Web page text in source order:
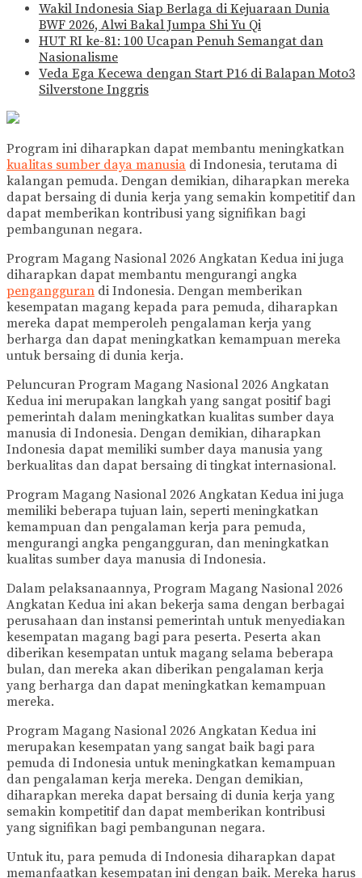
Wakil Indonesia Siap Berlaga di Kejuaraan Dunia
BWF 2026, Alwi Bakal Jumpa Shi Yu Qi
HUT RI ke-81: 100 Ucapan Penuh Semangat dan
Nasionalisme
Veda Ega Kecewa dengan Start P16 di Balapan Moto3
Silverstone Inggris
Program ini diharapkan dapat membantu meningkatkan
kualitas sumber daya manusia di Indonesia, terutama di
kalangan pemuda. Dengan demikian, diharapkan mereka
dapat bersaing di dunia kerja yang semakin kompetitif dan
dapat memberikan kontribusi yang signifikan bagi
pembangunan negara.
Program Magang Nasional 2026 Angkatan Kedua ini juga
diharapkan dapat membantu mengurangi angka
pengangguran di Indonesia. Dengan memberikan
kesempatan magang kepada para pemuda, diharapkan
mereka dapat memperoleh pengalaman kerja yang
berharga dan dapat meningkatkan kemampuan mereka
untuk bersaing di dunia kerja.
Peluncuran Program Magang Nasional 2026 Angkatan
Kedua ini merupakan langkah yang sangat positif bagi
pemerintah dalam meningkatkan kualitas sumber daya
manusia di Indonesia. Dengan demikian, diharapkan
Indonesia dapat memiliki sumber daya manusia yang
berkualitas dan dapat bersaing di tingkat internasional.
Program Magang Nasional 2026 Angkatan Kedua ini juga
memiliki beberapa tujuan lain, seperti meningkatkan
kemampuan dan pengalaman kerja para pemuda,
mengurangi angka pengangguran, dan meningkatkan
kualitas sumber daya manusia di Indonesia.
Dalam pelaksanaannya, Program Magang Nasional 2026
Angkatan Kedua ini akan bekerja sama dengan berbagai
perusahaan dan instansi pemerintah untuk menyediakan
kesempatan magang bagi para peserta. Peserta akan
diberikan kesempatan untuk magang selama beberapa
bulan, dan mereka akan diberikan pengalaman kerja
yang berharga dan dapat meningkatkan kemampuan
mereka.
Program Magang Nasional 2026 Angkatan Kedua ini
merupakan kesempatan yang sangat baik bagi para
pemuda di Indonesia untuk meningkatkan kemampuan
dan pengalaman kerja mereka. Dengan demikian,
diharapkan mereka dapat bersaing di dunia kerja yang
semakin kompetitif dan dapat memberikan kontribusi
yang signifikan bagi pembangunan negara.
Untuk itu, para pemuda di Indonesia diharapkan dapat
memanfaatkan kesempatan ini dengan baik. Mereka harus